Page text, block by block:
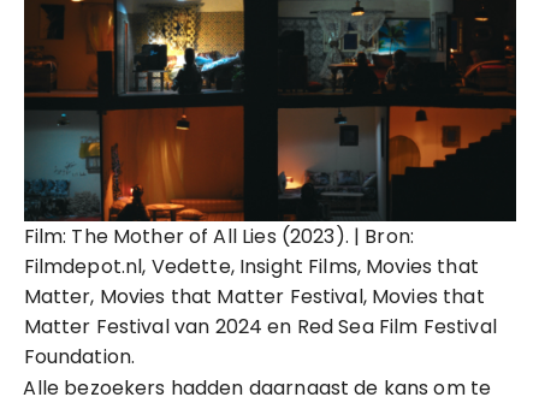
Film: The Mother of All Lies (2023). | Bron:
Filmdepot.nl, Vedette, Insight Films, Movies that
Matter, Movies that Matter Festival, Movies that
Matter Festival van 2024 en Red Sea Film Festival
Foundation.
Alle bezoekers hadden daarnaast de kans om te